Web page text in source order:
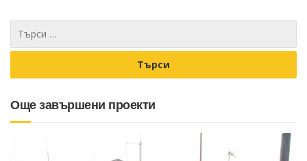
Още завършени проекти